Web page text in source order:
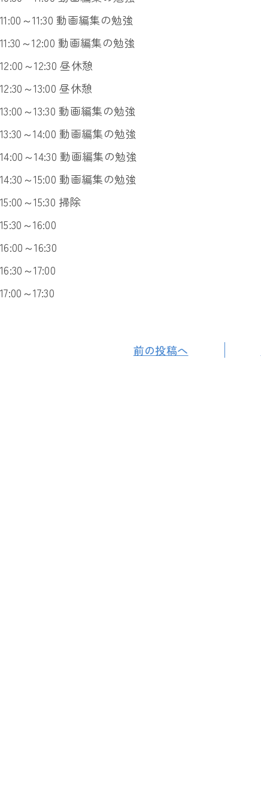
11:00～11:30 動画編集の勉強
11:30～12:00 動画編集の勉強
12:00～12:30 昼休憩
12:30～13:00 昼休憩
13:00～13:30 動画編集の勉強
13:30～14:00 動画編集の勉強
14:00～14:30 動画編集の勉強
14:30～15:00 動画編集の勉強
15:00～15:30 掃除
15:30～16:00
16:00～16:30
16:30～17:00
17:00～17:30
前の投稿へ